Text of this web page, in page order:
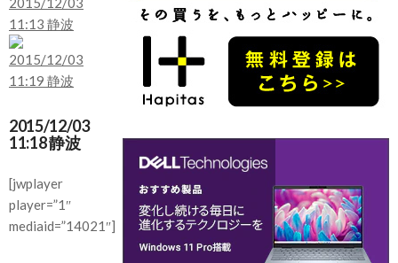
2015/12/03
11:18 静波
[jwplayer
player=”1″
mediaid=”14021″]